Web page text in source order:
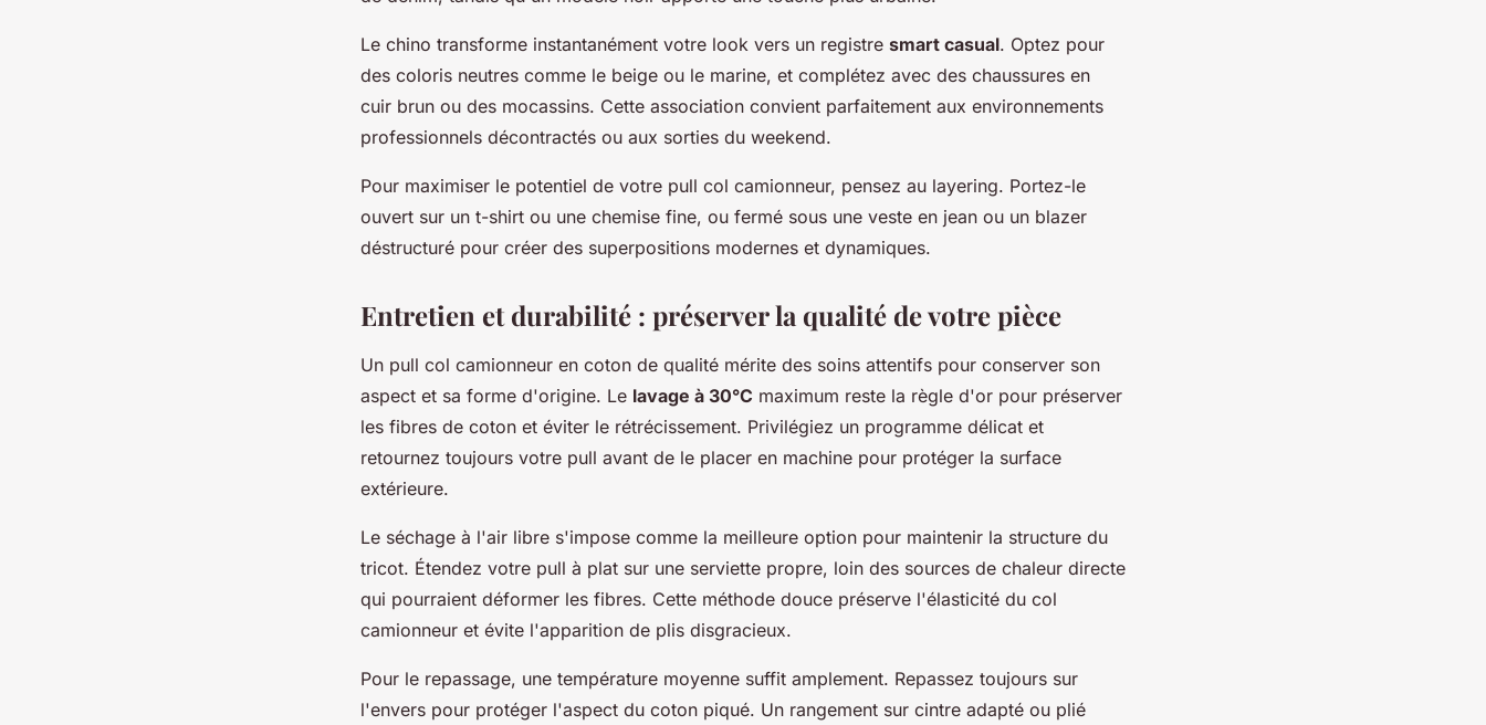
Le chino transforme instantanément votre look vers un registre smart casual. Optez pour
des coloris neutres comme le beige ou le marine, et complétez avec des chaussures en
cuir brun ou des mocassins. Cette association convient parfaitement aux environnements
professionnels décontractés ou aux sorties du weekend.
Pour maximiser le potentiel de votre pull col camionneur, pensez au layering. Portez-le
ouvert sur un t-shirt ou une chemise fine, ou fermé sous une veste en jean ou un blazer
déstructuré pour créer des superpositions modernes et dynamiques.
Entretien et durabilité : préserver la qualité de votre pièce
Un pull col camionneur en coton de qualité mérite des soins attentifs pour conserver son
aspect et sa forme d'origine. Le lavage à 30°C maximum reste la règle d'or pour préserver
les fibres de coton et éviter le rétrécissement. Privilégiez un programme délicat et
retournez toujours votre pull avant de le placer en machine pour protéger la surface
extérieure.
Le séchage à l'air libre s'impose comme la meilleure option pour maintenir la structure du
tricot. Étendez votre pull à plat sur une serviette propre, loin des sources de chaleur directe
qui pourraient déformer les fibres. Cette méthode douce préserve l'élasticité du col
camionneur et évite l'apparition de plis disgracieux.
Pour le repassage, une température moyenne suffit amplement. Repassez toujours sur
l'envers pour protéger l'aspect du coton piqué. Un rangement sur cintre adapté ou plié